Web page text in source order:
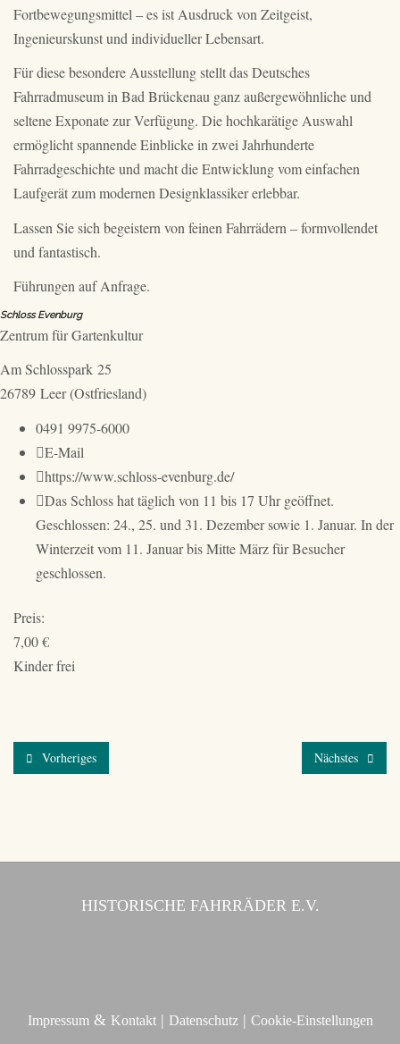
Fortbewegungsmittel – es ist Ausdruck von Zeitgeist,
Ingenieurskunst und individueller Lebensart.
Für diese besondere Ausstellung stellt das Deutsches
Fahrradmuseum in Bad Brückenau ganz außergewöhnliche und
seltene Exponate zur Verfügung. Die hochkarätige Auswahl
ermöglicht spannende Einblicke in zwei Jahrhunderte
Fahrradgeschichte und macht die Entwicklung vom einfachen
Laufgerät zum modernen Designklassiker erlebbar.
Lassen Sie sich begeistern von feinen Fahrrädern – formvollendet
und fantastisch.
Führungen auf Anfrage.
Schloss Evenburg
Zentrum für Gartenkultur
Am Schlosspark 25
26789 Leer (Ostfriesland)
Telefon:
0491 9975-6000
E-
Mail
per
Kontaktformular:
E-Mail
Internet:
https://www.schloss-evenburg.de/
Hinweis:
Das Schloss hat täglich von 11 bis 17 Uhr geöffnet.
Geschlossen: 24., 25. und 31. Dezember sowie 1. Januar. In der
Winterzeit vom 11. Januar bis Mitte März für Besucher
geschlossen.
Preis:
7,00 €
Kinder frei
Vorheriges Nächstes
HISTORISCHE FAHRRÄDER E.V.
Impressum& Kontakt| Datenschutz| Cookie-Einstellungen